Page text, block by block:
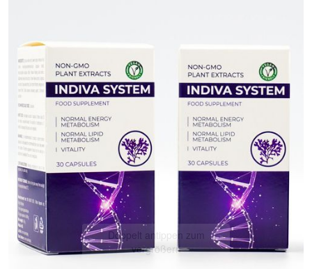
Doppelt antippen zum
vergrößern